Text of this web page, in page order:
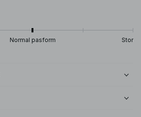
Normal pasform Stor